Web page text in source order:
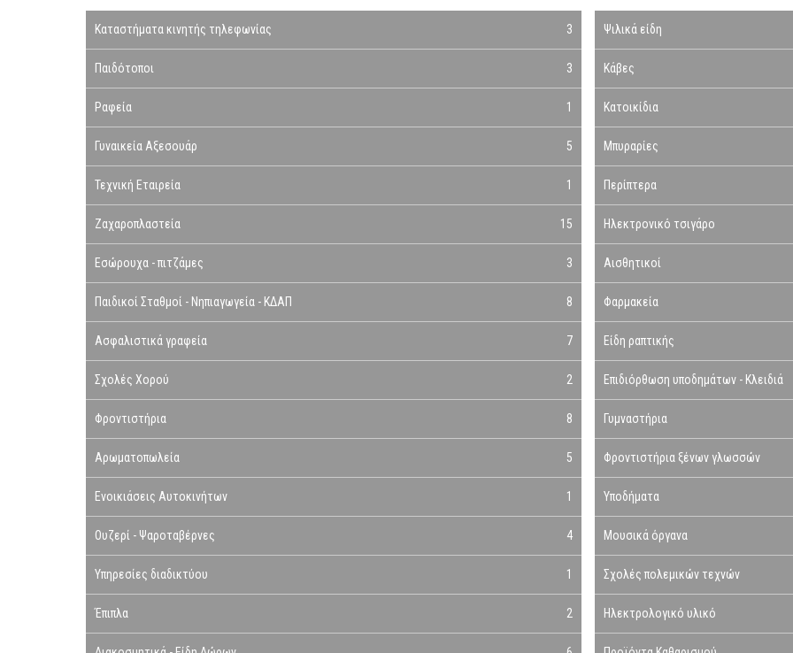
Καταστήματα κινητής τηλεφωνίας 3 Ψιλικά είδη
Παιδότοποι 3 Κάβες
Ραφεία 1 Κατοικίδια
Γυναικεία Αξεσουάρ 5 Μπυραρίες
Τεχνική Εταιρεία 1 Περίπτερα
Ζαχαροπλαστεία 15 Ηλεκτρονικό τσιγάρο
Εσώρουχα - πιτζάμες 3 Αισθητικοί
Παιδικοί Σταθμοί - Νηπιαγωγεία - ΚΔΑΠ 8 Φαρμακεία
Ασφαλιστικά γραφεία 7 Είδη ραπτικής
Σχολές Χορού 2 Επιδιόρθωση υποδημάτων - Κλειδιά
Φροντιστήρια 8 Γυμναστήρια
Αρωματοπωλεία 5 Φροντιστήρια ξένων γλωσσών
Ενοικιάσεις Αυτοκινήτων 1 Υποδήματα
Ουζερί - Ψαροταβέρνες 4 Μουσικά όργανα
Υπηρεσίες διαδικτύου 1 Σχολές πολεμικών τεχνών
Έπιπλα 2 Ηλεκτρολογικό υλικό